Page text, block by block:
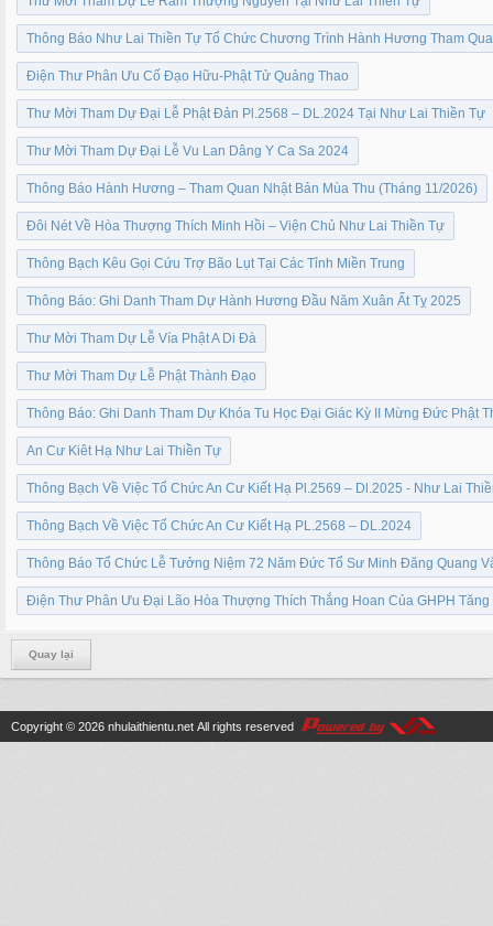
Thông Báo Như Lai Thiền Tự Tổ Chức Chương Trình Hành Hương Tham
Điện Thư Phân Ưu Cố Đạo Hữu-Phật Tử Quảng Thao
Thư Mời Tham Dự Đại Lễ Phật Đản Pl.2568 – DL.2024 Tại Như Lai Thiền Tự
Thư Mời Tham Dự Đại Lễ Vu Lan Dâng Y Ca Sa 2024
Thông Báo Hành Hương – Tham Quan Nhật Bản Mùa Thu (Tháng 11/2026)
Đôi Nét Về Hòa Thượng Thích Minh Hồi – Viện Chủ Như Lai Thiền Tự
Thông Bạch Kêu Gọi Cứu Trợ Bão Lụt Tại Các Tỉnh Miền Trung
Thông Báo: Ghi Danh Tham Dự Hành Hương Đầu Năm Xuân Ất Tỵ 2025
Thư Mời Tham Dự Lễ Vía Phật A Di Đà
Thư Mời Tham Dự Lễ Phật Thành Đạo
Thông Báo: Ghi Danh Tham Dự Khóa Tu Học Đại Giác Kỳ II Mừng Đức Phật
An Cư Kiêt Hạ Như Lai Thiền Tự
Thông Bạch Về Việc Tổ Chức An Cư Kiết Hạ Pl.2569 – Dl.2025 - Như Lai
Thông Bạch Về Việc Tổ Chức An Cư Kiết Hạ PL.2568 – DL.2024
Thông Báo Tổ Chức Lễ Tưởng Niệm 72 Năm Đức Tổ Sư Minh Đăng Quang
Điện Thư Phân Ưu Đại Lão Hòa Thượng Thích Thắng Hoan Của GHPH Tăng
Quay lại
Copyright © 2026 nhulaithientu.net All rights reserved